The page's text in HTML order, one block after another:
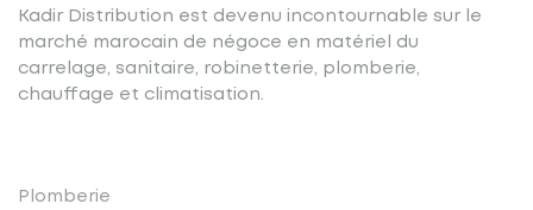
Kadir Distribution est devenu incontournable sur le
marché marocain de négoce en matériel du
carrelage, sanitaire, robinetterie, plomberie,
chauffage et climatisation.
Plomberie